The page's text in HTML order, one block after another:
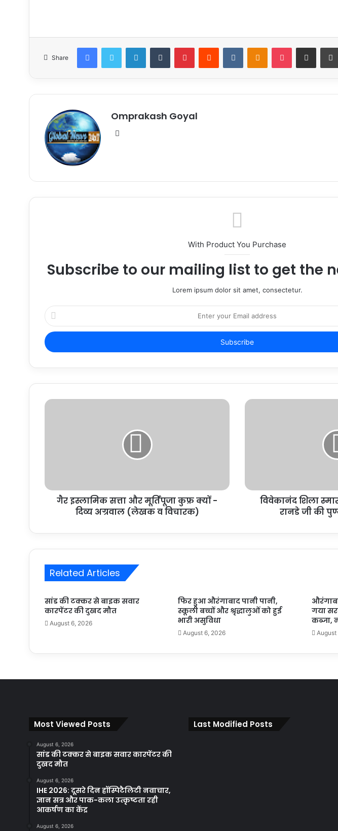
Share
FacebookTwitter LinkedInTumblr PinterestReddit VKontakteOdnoklassniki
Pocket Share via Email
Omprakash Goyal
Website
With Product You Purchase
Subscribe to our mailing list to get the
Lorem ipsum dolor sit amet, consectetur.
Enter
your
Email
address
गैर इस्लामिक सत्ता और मूर्तिपूजा कुफ्र क्यों -
दिव्य अग्रवाल (लेखक व विचारक)
विवेकानंद शिला
रानडे जी की
Related Articles
सांड की टक्कर से बाइक सवार
कारपेंटर की दुखद मौत
August 6, 2026
फिर हुआ औरंगाबाद पानी पानी,
स्कूली बच्चों और श्रृद्धालुओं को हुई
भारी असुविधा
August 6, 2026
गया
कब्जा,
August
Most Viewed Posts
August 6, 2026
सांड की टक्कर से बाइक सवार कारपेंटर की
दुखद मौत
August 6, 2026
IHE 2026: दूसरे दिन हॉस्पिटैलिटी नवाचार,
ज्ञान सत्र और पाक-कला उत्कृष्टता रही
आकर्षण का केंद्र
August 6, 2026
Last Modified Posts